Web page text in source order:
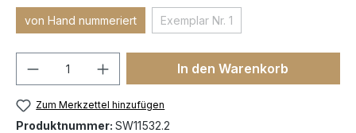
von Hand nummeriert Exemplar Nr. 1
In den Warenkorb
Zum Merkzettel hinzufügen
Produktnummer: SW11532.2